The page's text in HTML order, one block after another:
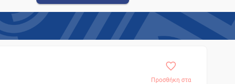
Προσθήκη στα